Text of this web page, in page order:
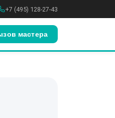
+7 (495) 128-27-43
мастера